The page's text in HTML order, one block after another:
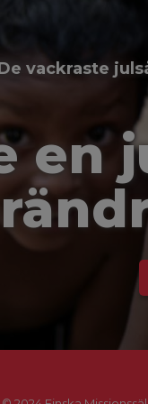
vackraste
en